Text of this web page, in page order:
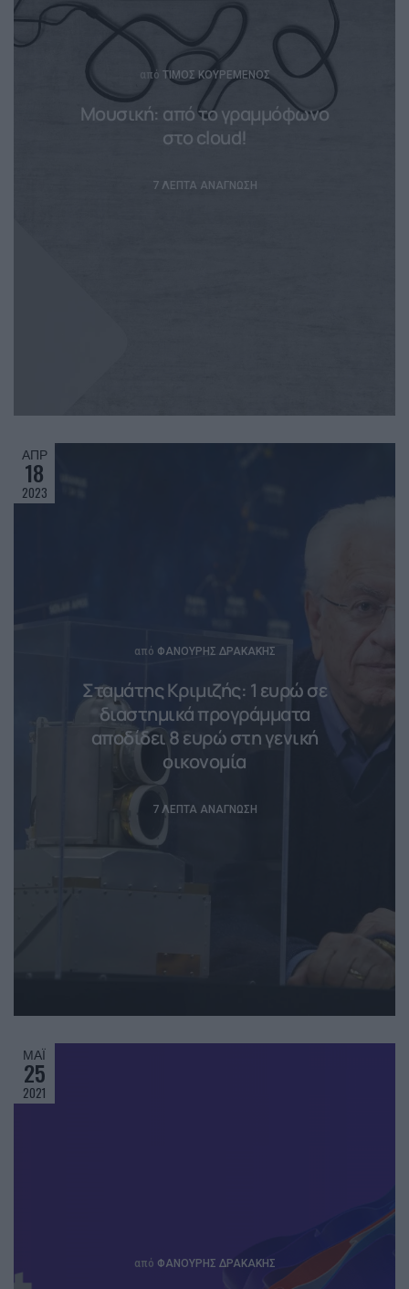
Posted
από ΤΊΜΟΣ ΚΟΥΡΕΜΈΝΟΣ
Μουσική: από το γραμμόφωνο
στο cloud!
7 ΛΕΠΤΆ ΑΝΆΓΝΩΣΗ
ΑΠΡ
18
2023
Posted
από ΦΑΝΟΎΡΗΣ ΔΡΑΚΆΚΗΣ
Σταμάτης Κριμιζής: 1 ευρώ σε
διαστημικά προγράμματα
αποδίδει 8 ευρώ στη γενική
οικονομία
7 ΛΕΠΤΆ ΑΝΆΓΝΩΣΗ
ΜΆΙ
25
2021
Posted
από ΦΑΝΟΎΡΗΣ ΔΡΑΚΆΚΗΣ